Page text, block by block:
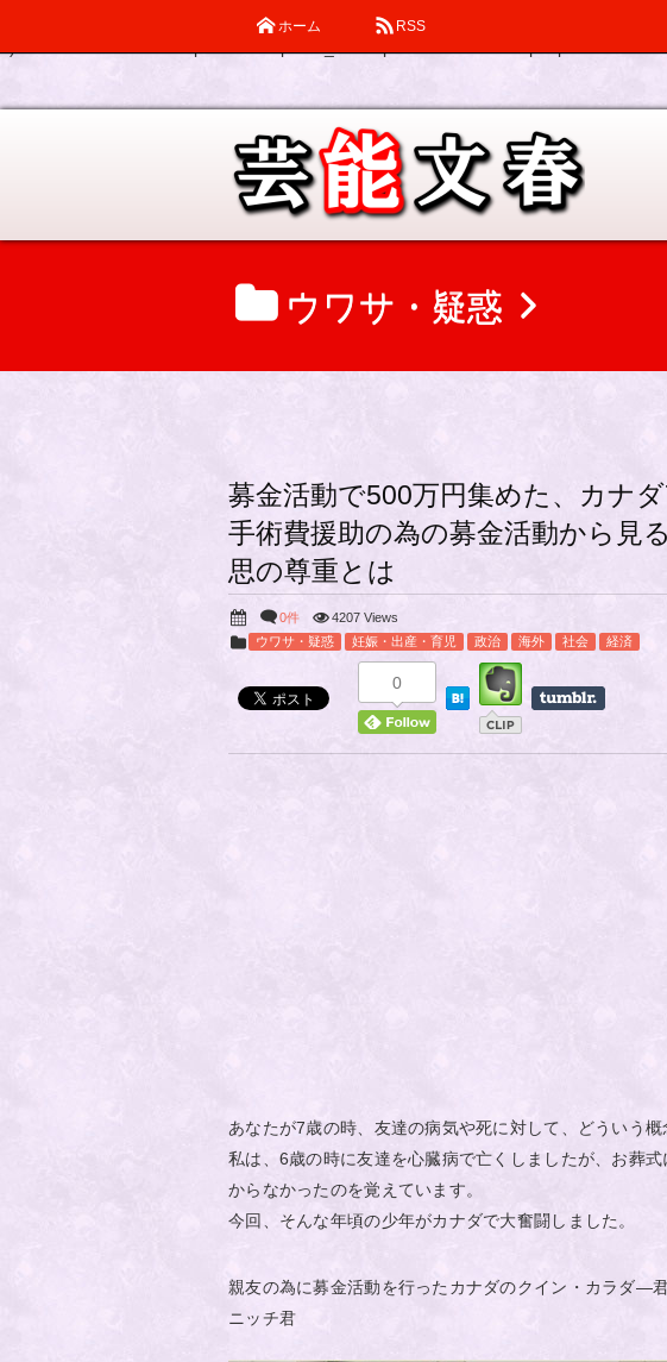
: Declaration of description_walker::start_el(&$output, $item, $depth, $args)
ホーム RSS
ウワサ・疑惑
募金活動で500万円集めた、カナ
手術費援助の為の募金活動から見
思の尊重とは
0件 4207 Views
ウワサ・疑惑
妊娠・出産・育児 政治 海外 社会 経済
0
あなたが7歳の時、友達の病気や死に対して、どういう
私は、6歳の時に友達を心臓病で亡くしましたが、お葬
からなかったのを覚えています。
今回、そんな年頃の少年がカナダで大奮闘しました。
親友の為に募金活動を行ったカナダのクイン・カラダ―
ニッチ君